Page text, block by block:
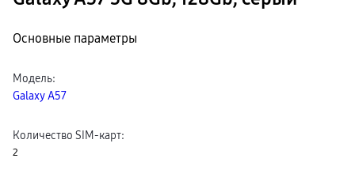
Основные параметры
Модель:
Galaxy A57
Количество SIM-карт:
2